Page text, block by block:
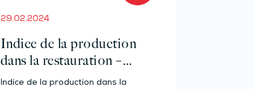
29.02.2024
Indice de la production
dans la restauration –
Année 2023
Indice de la production dans la